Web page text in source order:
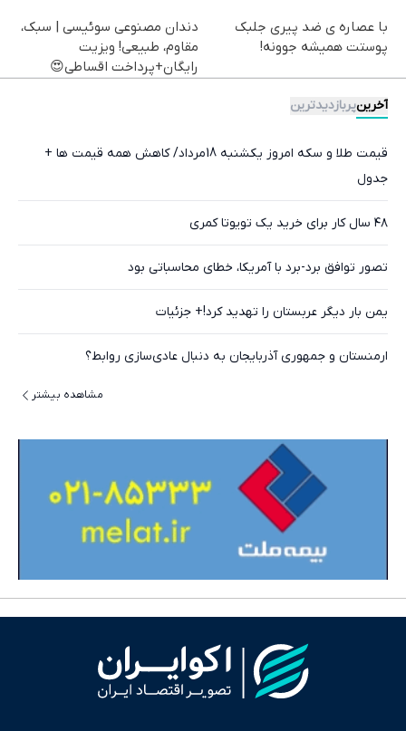
با عصاره ی ضد پیری جلبک
پوستت همیشه جوونه!
دندان مصنوعی سوئیسی | سبک،
مقاوم، طبیعی! ویزیت
رایگان+پرداخت اقساطی😍
آخرینپربازدیدترین
قیمت طلا و سکه امروز یکشنبه 18مرداد/ کاهش همه قیمت ها +
جدول
۴۸ سال کار برای خرید یک تویوتا کمری
تصور توافق برد-برد با آمریکا، خطای محاسباتی بود
یمن بار دیگر عربستان را تهدید کرد!+ جزئیات
ارمنستان و جمهوری آذربایجان به دنبال عادی‌سازی روابط؟
مشاهده بیشتر